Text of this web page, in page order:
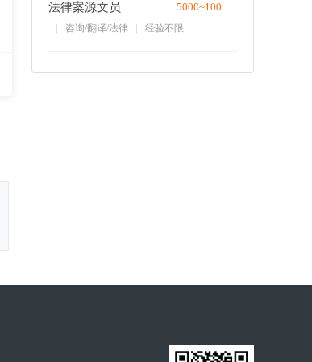
法律案源文员 5000~10000/月
咨询/翻译/法律 经验不限